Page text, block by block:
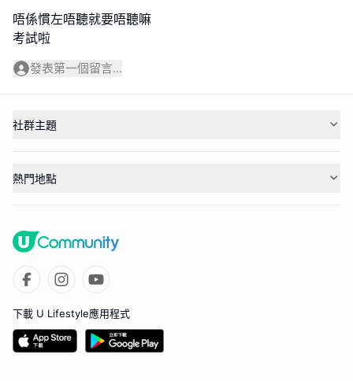
唔係慣左唔聽就要唔聽嘛
發表第一個留言...
社群主題
熱門地點
下載 U Lifestyle應用程式